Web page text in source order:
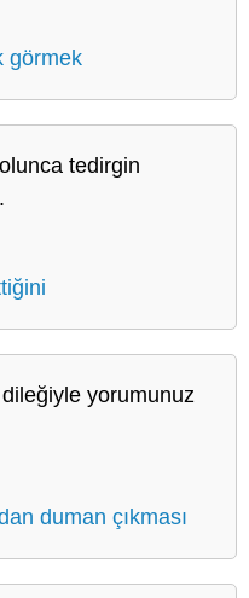
görmek
tedirgin
dileğiyle yorumunuz
duman çıkması